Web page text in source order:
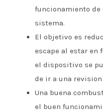
funcionamiento de
sistema.
El objetivo es
escape al estar en
el dispositivo se
de ir a una
Una buena
el buen